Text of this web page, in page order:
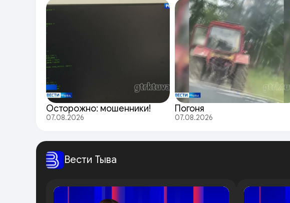
Осторожно: мошенники!
07.08.2026
Погоня
07.08.2026
Вести Тыва